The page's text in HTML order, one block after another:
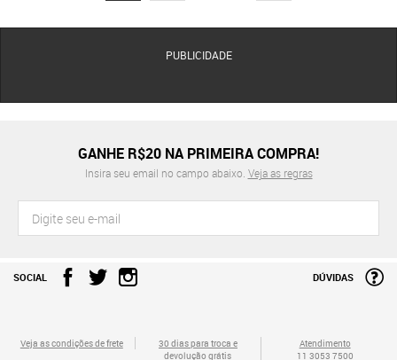
PUBLICIDADE
GANHE R$20 NA PRIMEIRA COMPRA!
Insira seu email no campo abaixo. Veja as regras
SOCIAL DÚVIDAS
Veja as condições de frete
30 dias para troca e
devolução grátis
Atendimento
11 3053 7500